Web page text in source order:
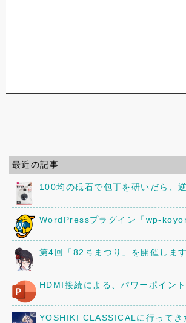
最近の記事
100均の砥石で包丁を研いだら、
WordPressプラグイン「wp-
第4回「82号まつり」を開催しま
HDMI接続による、パワーポイン
YOSHIKI CLASSICALに行ってき